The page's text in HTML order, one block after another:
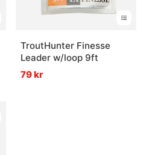
TroutHunter Finesse
Leader w/loop 9ft
79 kr